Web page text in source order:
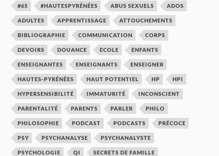
#65 #HAUTESPYRÉNÉES ABUS SEXUELS ADOS
ADULTES APPRENTISSAGE ATTOUCHEMENTS
BIBLIOGRAPHIE COMMUNICATION CORPS
DEVOIRS DOUANCE ECOLE ENFANTS
ENSEIGNANTES ENSEIGNANTS ENSEIGNER
HAUTES-PYRÉNÉES HAUT POTENTIEL HP HPI
HYPERSENSIBILITÉ IMMATURITÉ INCONSCIENT
PARENTALITÉ PARENTS PARLER PHILO
PHILOSOPHIE PODCAST PODCASTS PRÉCOCE
PSY PSYCHANALYSE PSYCHANALYSTE
PSYCHOLOGIE QI SECRETS DE FAMILLE